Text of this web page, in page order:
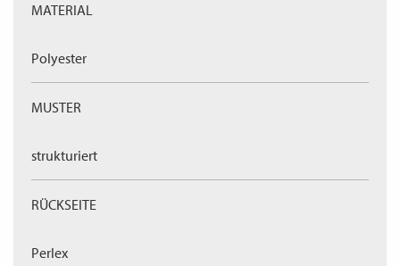
MATERIAL
Polyester
MUSTER
strukturiert
RÜCKSEITE
Perlex